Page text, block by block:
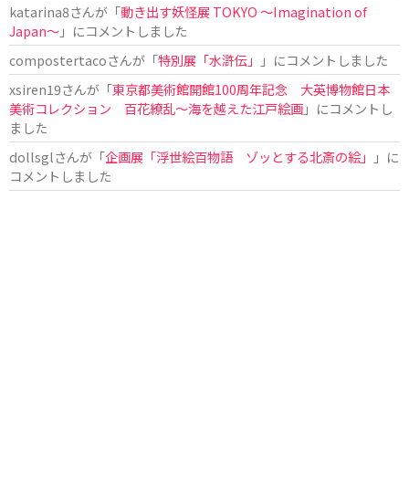
katarina8さんが「動き出す妖怪展 TOKYO 〜Imagination of
Japan〜」にコメントしました
compostertacoさんが「特別展「水滸伝」
」にコメントしました
xsiren19さんが「東京都美術館開館100周年記念 大英博物館日本
美術コレクション 百花繚乱～海を越えた江戸絵画」にコメントし
ました
dollsglさんが「企画展「浮世絵百物語 ゾッとする北斎の絵」
」に
コメントしました